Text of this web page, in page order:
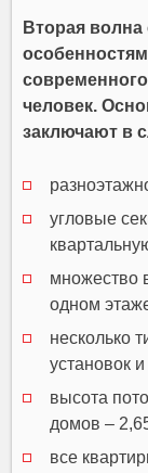
Вторая
человек.
заключают в
угловые
множество
одном
несколько
установок
высота
домов –
все